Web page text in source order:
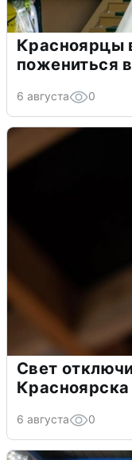
Красноярцы
пожениться
6 августа 0
Свет
6 августа 0